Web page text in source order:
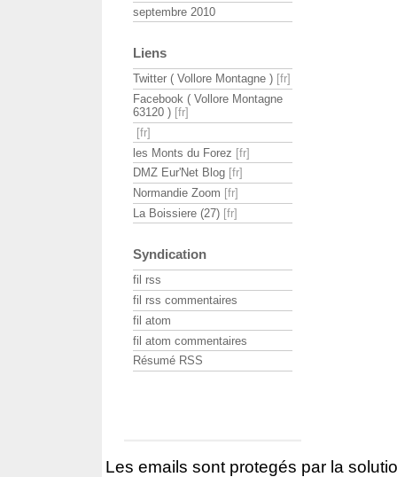
septembre 2010
Liens
Twitter ( Vollore Montagne )
Facebook ( Vollore Montagne
63120 )
les Monts du Forez
DMZ Eur'Net Blog
Normandie Zoom
La Boissiere (27)
Syndication
fil rss
fil rss commentaires
fil atom
fil atom commentaires
Résumé RSS
Les emails sont protegés par la